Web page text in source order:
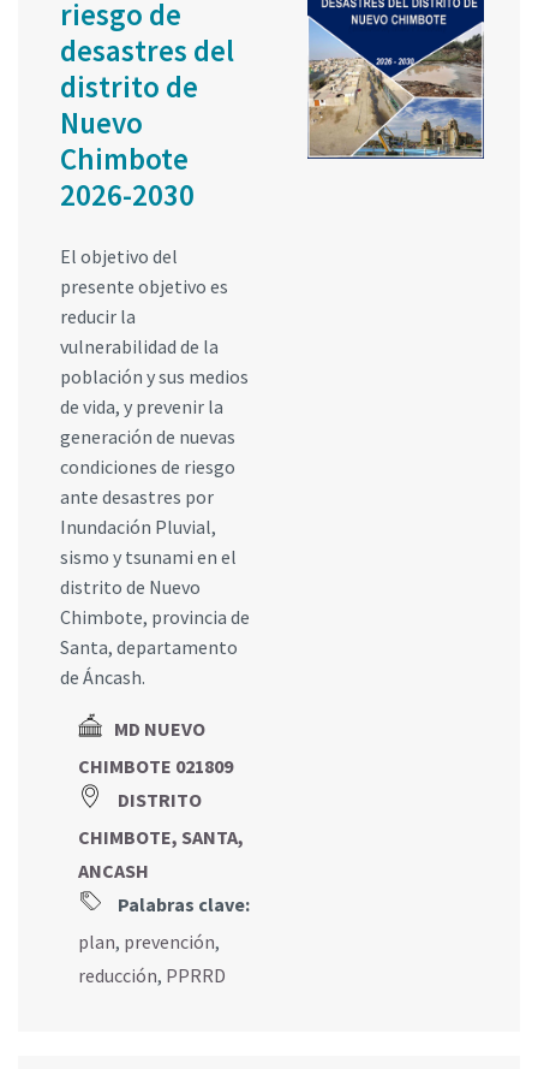
riesgo de
desastres del
distrito de
Nuevo
Chimbote
2026-2030
El objetivo del
presente objetivo es
reducir la
vulnerabilidad de la
población y sus medios
de vida, y prevenir la
generación de nuevas
condiciones de riesgo
ante desastres por
Inundación Pluvial,
sismo y tsunami en el
distrito de Nuevo
Chimbote, provincia de
Santa, departamento
de Áncash.
MD NUEVO
CHIMBOTE 021809
DISTRITO
CHIMBOTE, SANTA,
ANCASH
Palabras clave:
plan, prevención,
reducción, PPRRD